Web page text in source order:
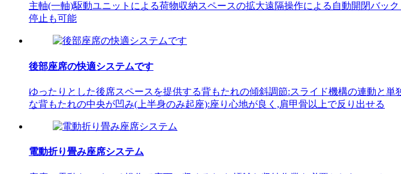
主軸(一軸)駆動ユニットによる荷物収納スペースの拡大遠隔操作による自動開閉バッ
停止も可能
後部座席の快適システムです
ゆったりとした後席スペースを提供する背もたれの傾斜調節:スライド機構の連動と
な背もたれの中央が凹み(上半身のみ起座):座り心地が良く,肩甲骨以上で反り出せる
電動折り畳み座席システム